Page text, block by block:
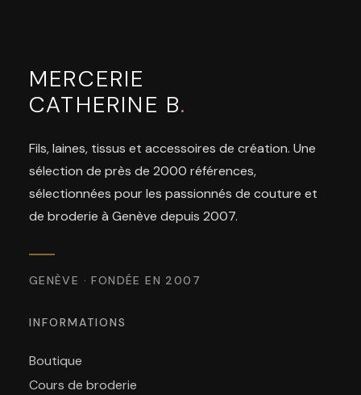
MERCERIE
CATHERINE B.
Fils, laines, tissus et accessoires de création. Une
sélection de près de 2000 références,
sélectionnées pour les passionnés de couture et
de broderie à Genève depuis 2007.
GENÈVE · FONDÉE EN 2007
INFORMATIONS
Boutique
Cours de broderie